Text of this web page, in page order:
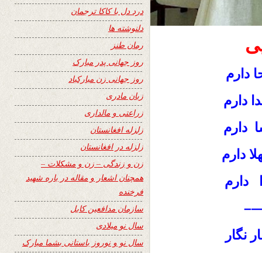
دارم
دارم
دارم
دارم
نگار
درد دل با کاکا ترجمان
دلنوشته ها
رمان طنز
روز جهانی پدر مبارک
روز جهانی زن مبارکباد
زبان مادری
زراعتی و مالداری
زلزله افغانستان
زلزله در افغانستان
زن و زندگی – زن و مشکلات –
همچنان اشعار و مقاله در باره شهید
فرخنده
سازمان مدافعین کابل
سال نو میلادی
سال نو و نوروز باستانی بشما مبارک